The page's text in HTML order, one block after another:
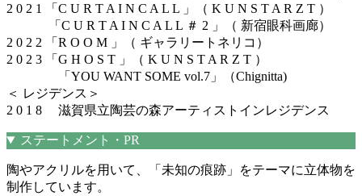
2 0 2 1 「C U R T A I N C A L L 」（ K U N S T A R Z T ）
「C U R T A I N C A L L ＃ 2 」（ 新宿眼科画廊）
2 0 2 2 「R O O M 」（ ギャラリートネリコ）
2 0 2 3 「G H O S T 」（ K U N S T A R Z T ）
「YOU WANT SOME vol.7」（Chignitta)
＜ レジデンス＞
2 0 1 8 滋賀県立陶芸の森アーティストインレジデンス
ステートメント・PR
陶やアクリルを用いて、「未知の痕跡」をテーマに立体物を
制作しています。